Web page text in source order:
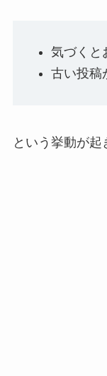
気づくと
古い投稿
という挙動が起